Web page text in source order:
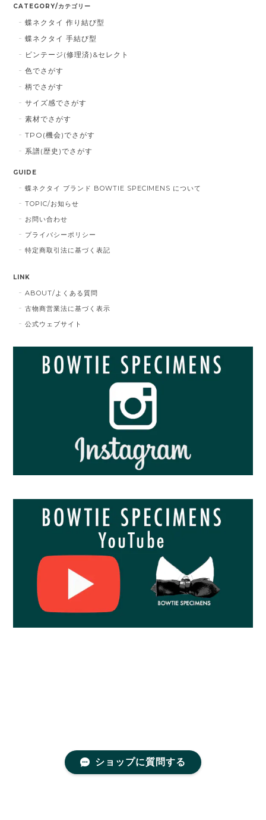
CATEGORY/カテゴリー
蝶ネクタイ 作り結び型
蝶ネクタイ 手結び型
ビンテージ(修理済)&セレクト
色でさがす
柄でさがす
サイズ感でさがす
素材でさがす
TPO(機会)でさがす
系譜(歴史)でさがす
GUIDE
蝶ネクタイ ブランド BOWTIE SPECIMENS について
TOPIC/お知らせ
お問い合わせ
プライバシーポリシー
特定商取引法に基づく表記
LINK
ABOUT/よくある質問
古物商営業法に基づく表示
公式ウェブサイト
ショップに質問する